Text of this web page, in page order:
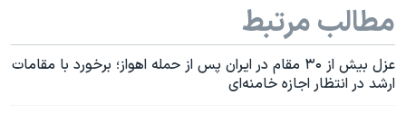
مطالب مرتبط
عزل بیش از ۳۰ مقام در ایران پس از حمله اهواز؛ برخورد با مقامات
ارشد در انتظار اجازه خامنه‌ای